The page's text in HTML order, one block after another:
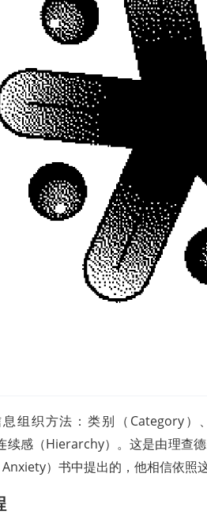
组织方法：类别（Category
续感（Hierarchy）。这是由理查
）书中提出的，他相信依照